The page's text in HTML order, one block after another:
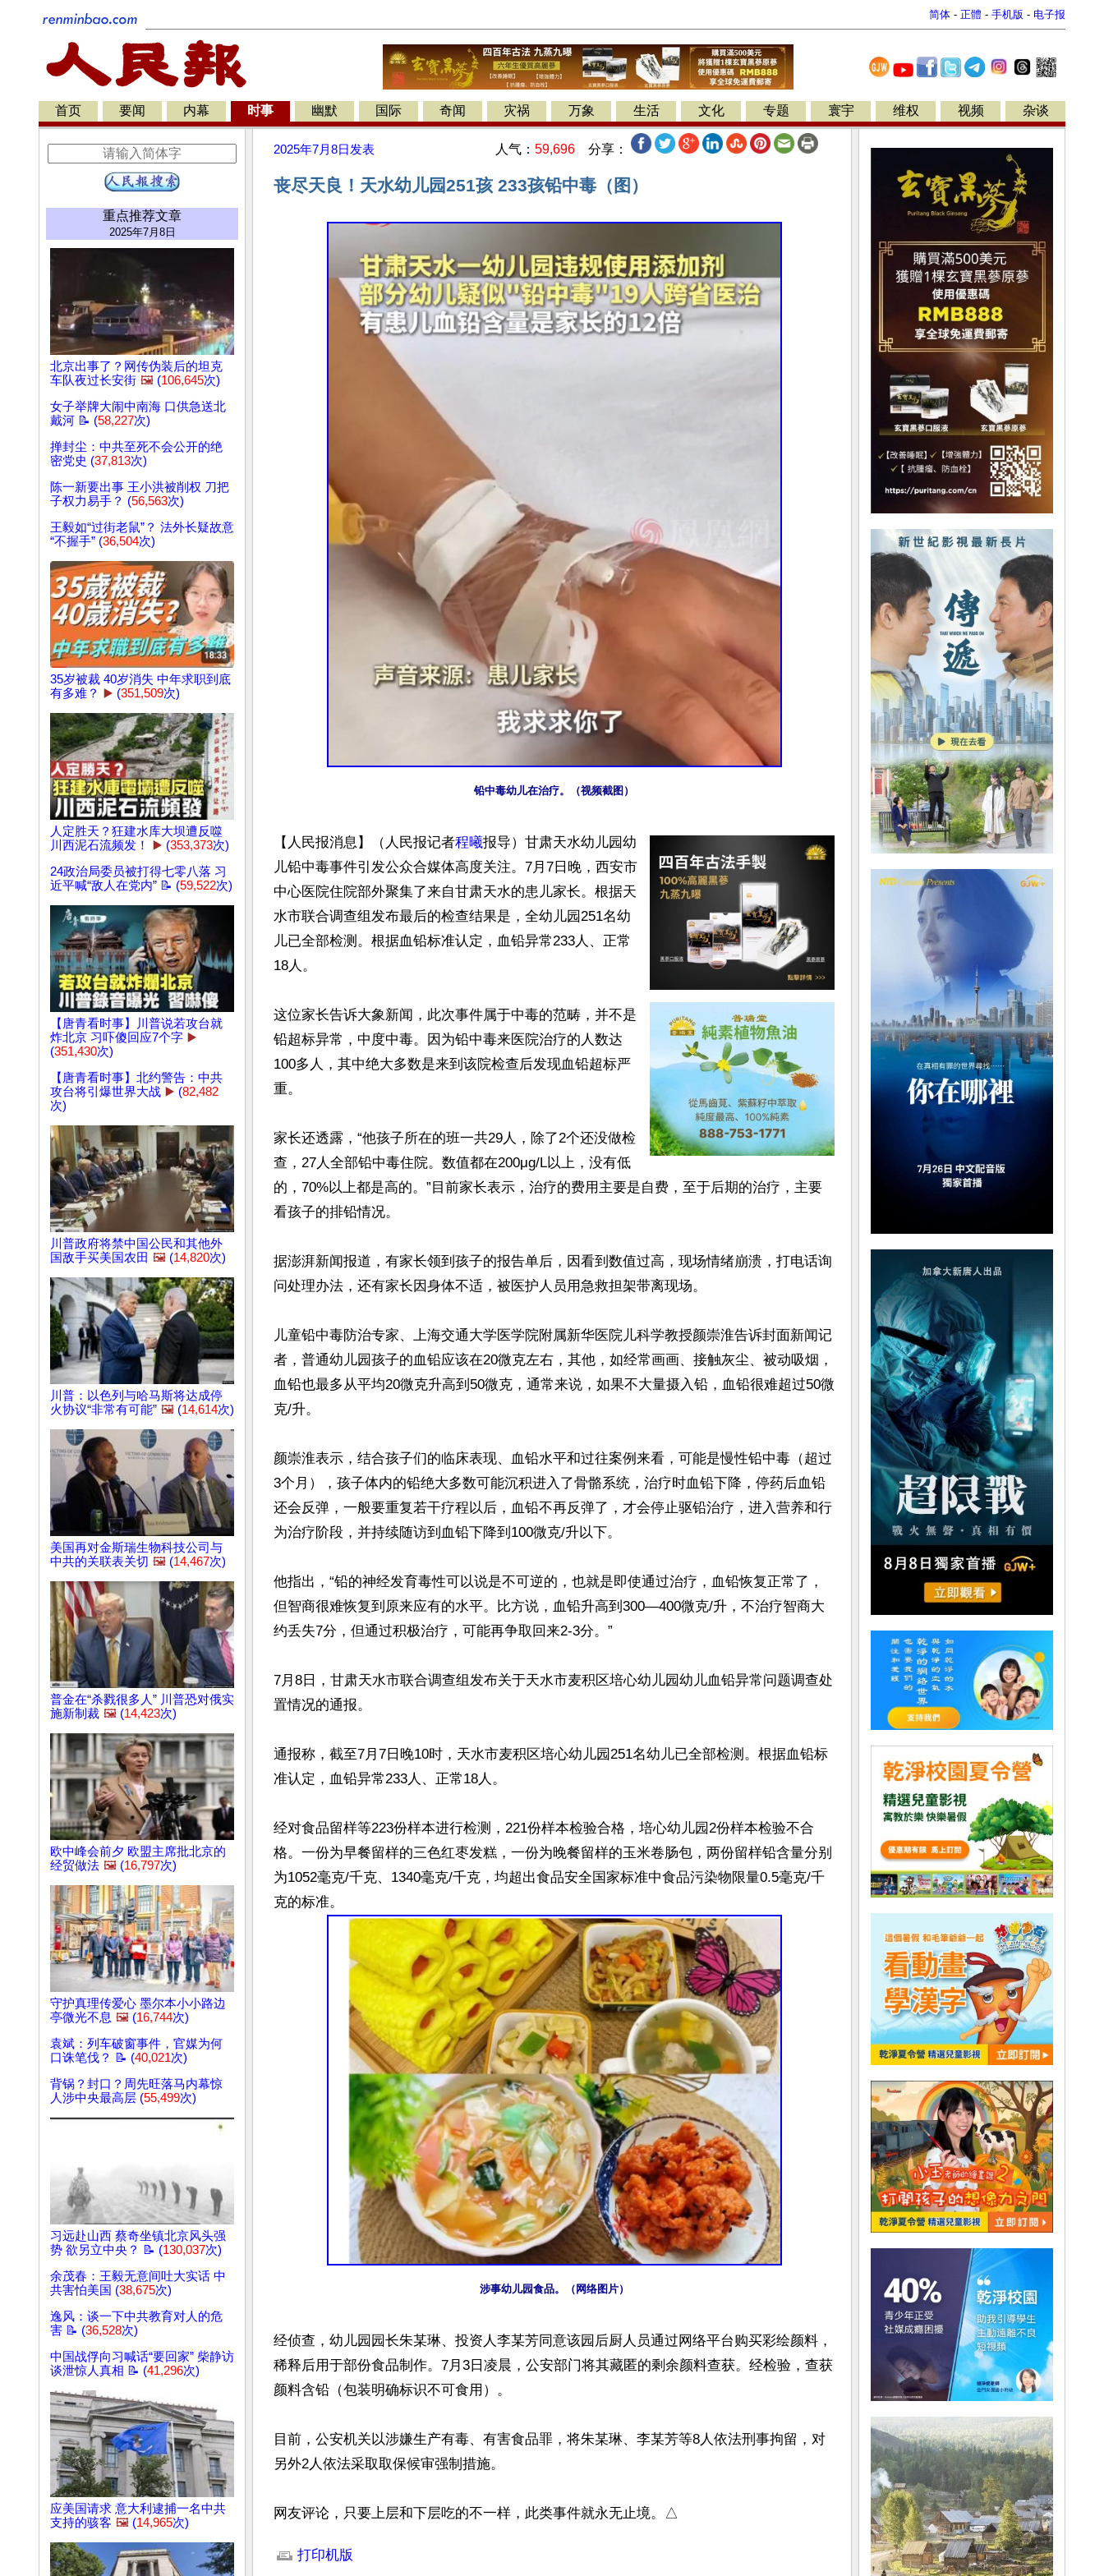
简体 - 正體 - 手机版 - 电子报
首页 要闻 内幕 时事 幽默 国际 奇闻 灾祸 万象 生活 文化 专题 寰宇 维权 视频 杂谈
重点推荐文章
2025年7月8日
北京出事了？网传伪装后的坦克
车队夜过长安街 🖼️ (106,645次)
女子举牌大闹中南海 口供急送北
戴河 📝 (58,227次)
掸封尘：中共至死不会公开的绝
密党史 (37,813次)
陈一新要出事 王小洪被削权 刀把
子权力易手？ (56,563次)
王毅如“过街老鼠”？ 法外长疑故意
“不握手” (36,504次)
35岁被裁 40岁消失 中年求职到底
有多难？
▶️ (351,509次)
人定胜天？狂建水库大坝遭反噬
川西泥石流频发！
▶️ (353,373次)
24政治局委员被打得七零八落 习
近平喊“敌人在党内” 📝 (59,522次)
【唐青看时事】川普说若攻台就
炸北京 习吓傻回应7个字 ▶️
(351,430次)
【唐青看时事】北约警告：中共
攻台将引爆世界大战 ▶️ (82,482
次)
川普政府将禁中国公民和其他外
国敌手买美国农田 🖼️ (14,820次)
川普：以色列与哈马斯将达成停
火协议“非常有可能” 🖼️ (14,614次)
美国再对金斯瑞生物科技公司与
中共的关联表关切 🖼️ (14,467次)
普金在“杀戮很多人” 川普恐对俄实
施新制裁 🖼️ (14,423次)
欧中峰会前夕 欧盟主席批北京的
经贸做法 🖼️ (16,797次)
守护真理传爱心 墨尔本小小路边
亭微光不息 🖼️ (16,744次)
袁斌：列车破窗事件，官媒为何
口诛笔伐？ 📝 (40,021次)
背锅？封口？周先旺落马内幕惊
人涉中央最高层 (55,499次)
习远赴山西 蔡奇坐镇北京风头强
势 欲另立中央？ 📝 (130,037次)
余茂春：王毅无意间吐大实话 中
共害怕美国 (38,675次)
逸风：谈一下中共教育对人的危
害 📝 (36,528次)
中国战俘向习喊话“要回家” 柴静访
谈泄惊人真相 📝 (41,296次)
应美国请求 意大利逮捕一名中共
支持的骇客 🖼️ (14,965次)
2025年7月8日 发表 人气： 59,696 分享：
丧尽天良！天水幼儿园251孩 233孩铅中毒（图）
铅中毒幼儿在治疗。（视频截图）
【人民报消息】（人民报记者程曦报导）甘肃天水幼儿园幼
儿铅中毒事件引发公众合媒体高度关注。7月7日晚，西安市
中心医院住院部外聚集了来自甘肃天水的患儿家长。根据天
水市联合调查组发布最后的检查结果是，全幼儿园251名幼
儿已全部检测。根据血铅标准认定，血铅异常233人、正常
18人。
这位家长告诉大象新闻，此次事件属于中毒的范畴，并不是
铅超标异常，中度中毒。因为铅中毒来医院治疗的人数达
100多人，其中绝大多数是来到该院检查后发现血铅超标严
重。
家长还透露，“他孩子所在的班一共29人，除了2个还没做检
查，27人全部铅中毒住院。数值都在200μg/L以上，没有低
的，70%以上都是高的。”目前家长表示，治疗的费用主要是自费，至于后期的治疗，主要
看孩子的排铅情况。
据澎湃新闻报道，有家长领到孩子的报告单后，因看到数值过高，现场情绪崩溃，打电话询
问处理办法，还有家长因身体不适，被医护人员用急救担架带离现场。
儿童铅中毒防治专家、上海交通大学医学院附属新华医院儿科学教授颜崇淮告诉封面新闻记
者，普通幼儿园孩子的血铅应该在20微克左右，其他，如经常画画、接触灰尘、被动吸烟，
血铅也最多从平均20微克升高到50微克，通常来说，如果不大量摄入铅，血铅很难超过50微
克/升。
颜崇淮表示，结合孩子们的临床表现、血铅水平和过往案例来看，可能是慢性铅中毒（超过
3个月），孩子体内的铅绝大多数可能沉积进入了骨骼系统，治疗时血铅下降，停药后血铅
还会反弹，一般要重复若干疗程以后，血铅不再反弹了，才会停止驱铅治疗，进入营养和行
为治疗阶段，并持续随访到血铅下降到100微克/升以下。
他指出，“铅的神经发育毒性可以说是不可逆的，也就是即使通过治疗，血铅恢复正常了，
但智商很难恢复到原来应有的水平。比方说，血铅升高到300—400微克/升，不治疗智商大
约丢失7分，但通过积极治疗，可能再争取回来2-3分。”
7月8日，甘肃天水市联合调查组发布关于天水市麦积区培心幼儿园幼儿血铅异常问题调查处
置情况的通报。
通报称，截至7月7日晚10时，天水市麦积区培心幼儿园251名幼儿已全部检测。根据血铅标
准认定，血铅异常233人、正常18人。
经对食品留样等223份样本进行检测，221份样本检验合格，培心幼儿园2份样本检验不合
格。一份为早餐留样的三色红枣发糕，一份为晚餐留样的玉米卷肠包，两份留样铅含量分别
为1052毫克/千克、1340毫克/千克，均超出食品安全国家标准中食品污染物限量0.5毫克/千
涉事幼儿园食品。（网络图片）
经侦查，幼儿园园长朱某琳、投资人李某芳同意该园后厨人员通过网络平台购买彩绘颜料，
稀释后用于部份食品制作。7月3日凌晨，公安部门将其藏匿的剩余颜料查获。经检验，查获
颜料含铅（包装明确标识不可食用）。
目前，公安机关以涉嫌生产有毒、有害食品罪，将朱某琳、李某芳等8人依法刑事拘留，对
另外2人依法采取取保候审强制措施。
网友评论，只要上层和下层吃的不一样，此类事件就永无止境。△
打印机版